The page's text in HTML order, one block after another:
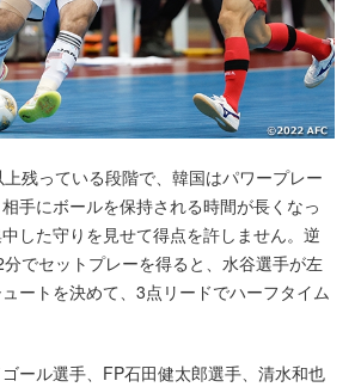
残っている段階で、韓国はパワープレー
手にボールを保持される時間が長くなっ
した守りを見せて得点を許しません。逆
でセットプレーを得ると、水谷選手が左
ートを決めて、3点リードでハーフタイム
ール選手、FP石田健太郎選手、清水和也